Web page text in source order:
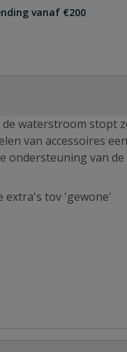
vanaf €200
waterstroom stopt
van accessoires
ondersteuning van de
extra's tov 'gewone'